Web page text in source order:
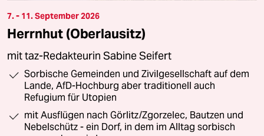
7. - 11. September 2026
Herrnhut (Oberlausitz)
mit taz-Redakteurin Sabine Seifert
Sorbische Gemeinden und Zivilgesellschaft auf dem
Lande, AfD-Hochburg aber traditionell auch
Refugium für Utopien
mit Ausflügen nach Görlitz/Zgorzelec, Bautzen und
Nebelschütz - ein Dorf, in dem im Alltag sorbisch